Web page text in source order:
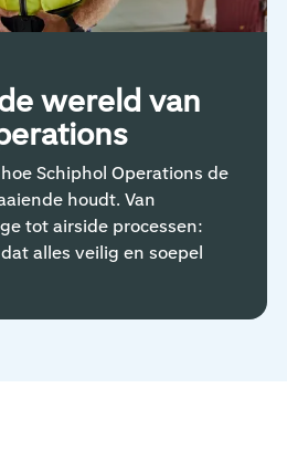
wereld van
Schiphol Operations de
houdt. Van
tot airside processen:
alles veilig en soepel